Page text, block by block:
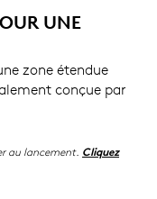
UNE
zone étendue
conçue par
au lancement. Cliquez